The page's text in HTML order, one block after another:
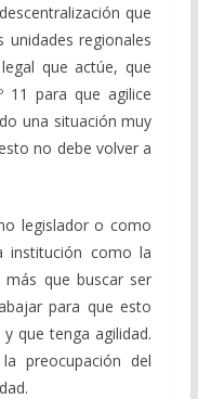
que
regionales
que actúe, que
11 para que agilice
una situación muy
no debe volver a
o como
institución como la
más que buscar ser
para que esto
que tenga agilidad.
preocupación del